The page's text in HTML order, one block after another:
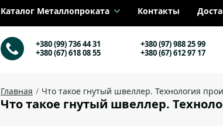
Каталог Металлопроката Контакты
+380 (99) 736 44 31
+380 (97) 988 25 99
+380 (67) 618 08 55
+380 (67) 612 97 17
Главная Что такое гнутый швеллер. Технология
Что такое гнутый швеллер.